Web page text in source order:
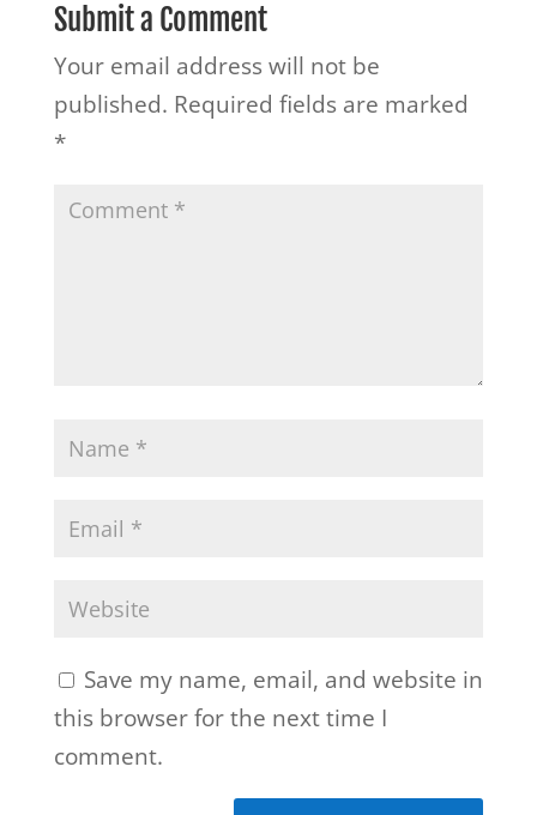
Submit a Comment
Your email address will not be
published. Required fields are marked
*
Save my name, email, and website in
this browser for the next time I
comment.